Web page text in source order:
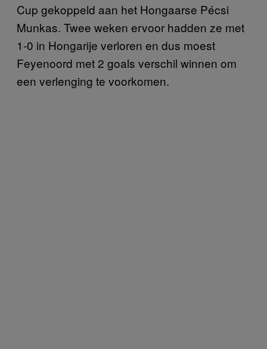
Cup gekoppeld aan het Hongaarse Pécsi
Munkas. Twee weken ervoor hadden ze met
1-0 in Hongarije verloren en dus moest
Feyenoord met 2 goals verschil winnen om
een verlenging te voorkomen.